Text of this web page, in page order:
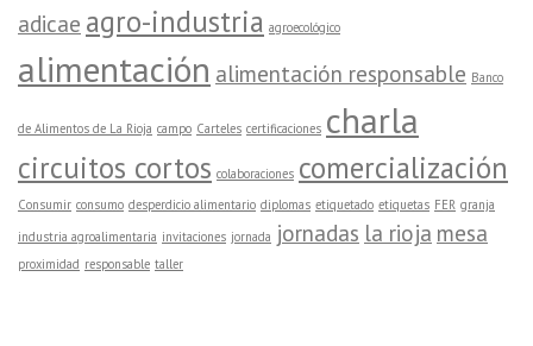
adicae agro-industria agroecológico
alimentación alimentación responsable Banco
de Alimentos de La Rioja campo Carteles certificaciones charla
circuitos cortos colaboraciones comercialización
Consumir consumo desperdicio alimentario diplomas etiquetado etiquetas FER granja
industria agroalimentaria invitaciones jornada jornadas la rioja mesa
proximidad responsable taller